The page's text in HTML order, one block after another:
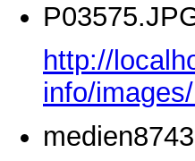
http://
info/